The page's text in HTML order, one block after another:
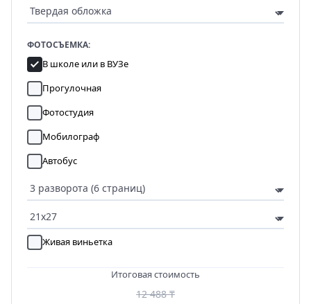
ФОТОСЪЕМКА:
В школе или в ВУЗе
Прогулочная
Фотостудия
Мобилограф
Автобус
Живая виньетка
Итоговая стоимость
12 488 ₸